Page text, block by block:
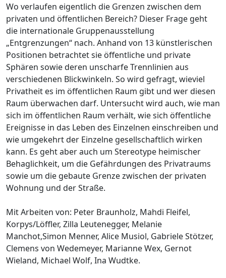
Wo verlaufen eigentlich die Grenzen zwischen dem
privaten und öffentlichen Bereich? Dieser Frage geht
die internationale Gruppenausstellung
„Entgrenzungen“ nach. Anhand von 13 künstlerischen
Positionen betrachtet sie öffentliche und private
Sphären sowie deren unscharfe Trennlinien aus
verschiedenen Blickwinkeln. So wird gefragt, wieviel
Privatheit es im öffentlichen Raum gibt und wer diesen
Raum überwachen darf. Untersucht wird auch, wie man
sich im öffentlichen Raum verhält, wie sich öffentliche
Ereignisse in das Leben des Einzelnen einschreiben und
wie umgekehrt der Einzelne gesellschaftlich wirken
kann. Es geht aber auch um Stereotype heimischer
Behaglichkeit, um die Gefährdungen des Privatraums
sowie um die gebaute Grenze zwischen der privaten
Wohnung und der Straße.
Mit Arbeiten von: Peter Braunholz, Mahdi Fleifel,
Korpys/Löffler, Zilla Leutenegger, Melanie
Manchot,Simon Menner, Alice Musiol, Gabriele Stötzer,
Clemens von Wedemeyer, Marianne Wex, Gernot
Wieland, Michael Wolf, Ina Wudtke.